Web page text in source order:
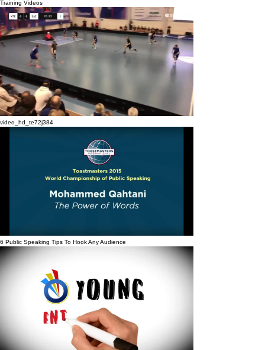
Training Videos
video_hd_te72j384
6 Public Speaking Tips To Hook Any Audience